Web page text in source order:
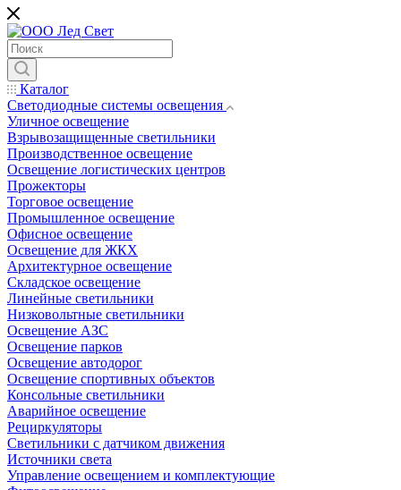
Каталог
Светодиодные системы освещения
Уличное освещение
Взрывозащищенные светильники
Производственное освещение
Освещение логистических центров
Прожекторы
Торговое освещение
Промышленное освещение
Офисное освещение
Освещение для ЖКХ
Архитектурное освещение
Складское освещение
Линейные светильники
Низковольтные светильники
Освещение АЗС
Освещение парков
Освещение автодорог
Освещение спортивных объектов
Консольные светильники
Аварийное освещение
Рециркуляторы
Светильники с датчиком движения
Источники света
Управление освещением и комплектующие